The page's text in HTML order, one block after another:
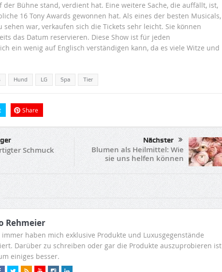
der Bühne stand, verdient hat. Eine weitere Sache, die auffällt, ist,
16 Tony Awards gewonnen hat. Als eines der besten Musicals,
sehen war, verkaufen sich die Tickets sehr leicht. Sie können
das Datum reservieren. Diese Show ist für jeden
ein wenig auf Englisch verständigen kann, da es viele Witze und
Hund LG Spa Tier
Share
Schmuck
Nächster
Blumen als Heilmittel: Wie
sie uns helfen können
Rehmeier
immer haben mich exklusive Produkte und Luxusgegenstände
Darüber zu schreiben oder gar die Produkte auszuprobieren ist
einiges besser.